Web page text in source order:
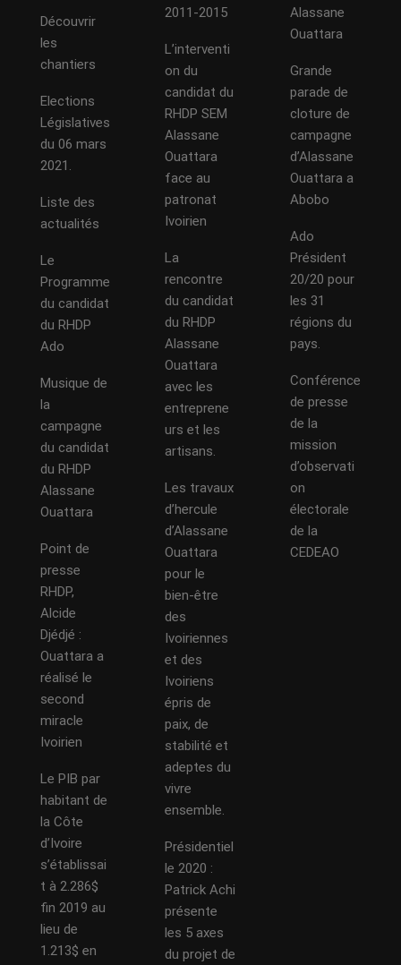
Découvrir
les
chantiers
Elections
Législatives
du 06 mars
2021.
Liste des
actualités
Le
Programme
du candidat
du RHDP
Ado
Musique de
la
campagne
du candidat
du RHDP
Alassane
Ouattara
Point de
presse
RHDP,
Alcide
Djédjé :
Ouattara a
réalisé le
second
miracle
Ivoirien
Le PIB par
habitant de
la Côte
d’Ivoire
s’établissai
t à 2.286$
fin 2019 au
lieu de
1.213$ en
2011-2015
L’interventi
on du
candidat du
RHDP SEM
Alassane
Ouattara
face au
patronat
Ivoirien
La
rencontre
du candidat
du RHDP
Alassane
Ouattara
avec les
entreprene
urs et les
artisans.
Les travaux
d’hercule
d’Alassane
Ouattara
pour le
bien-être
des
Ivoiriennes
et des
Ivoiriens
épris de
paix, de
stabilité et
adeptes du
vivre
ensemble.
Présidentiel
le 2020 :
Patrick Achi
présente
les 5 axes
du projet de
Alassane
Ouattara
Grande
parade de
cloture de
campagne
d’Alassane
Ouattara a
Abobo
Ado
Président
20/20 pour
les 31
régions du
pays.
Conférence
de presse
de la
mission
d’observati
on
électorale
de la
CEDEAO